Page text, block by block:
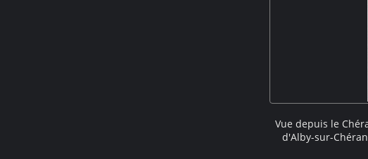
Vue depuis le
d'Alby-sur-